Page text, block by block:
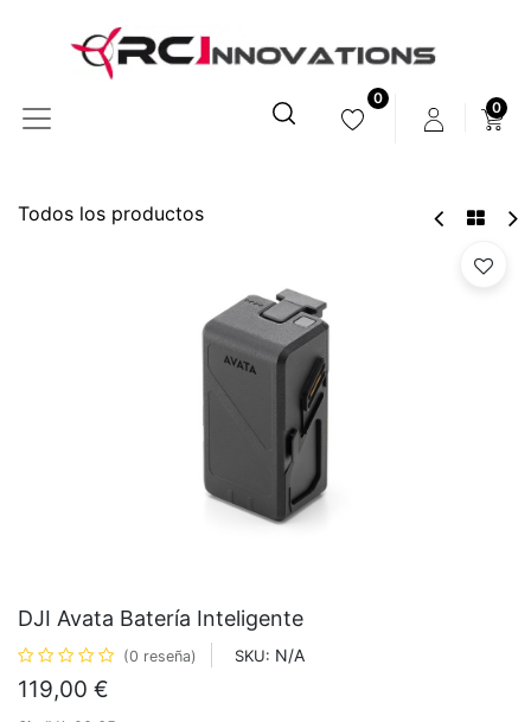
0
0
Todos los productos
DJI Avata Batería Inteligente
(0 reseña) SKU: N/A
119,00 €